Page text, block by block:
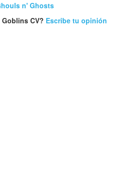
n' Ghosts
CV? Escribe tu opinión